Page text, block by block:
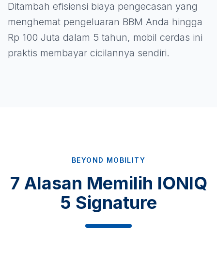
Ditambah efisiensi biaya pengecasan yang
menghemat pengeluaran BBM Anda hingga
Rp 100 Juta dalam 5 tahun, mobil cerdas ini
praktis membayar cicilannya sendiri.
BEYOND MOBILITY
7 Alasan Memilih IONIQ
5 Signature